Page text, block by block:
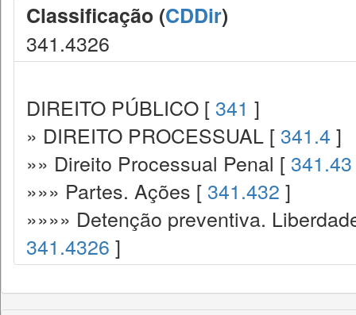
Classificação (CDDir)
341.4326
DIREITO PÚBLICO [ 341 ]
» DIREITO PROCESSUAL [ 341.4 ]
»» Direito Processual Penal [ 341.43
»»» Partes. Ações [ 341.432 ]
»»»» Detenção preventiva.
341.4326 ]